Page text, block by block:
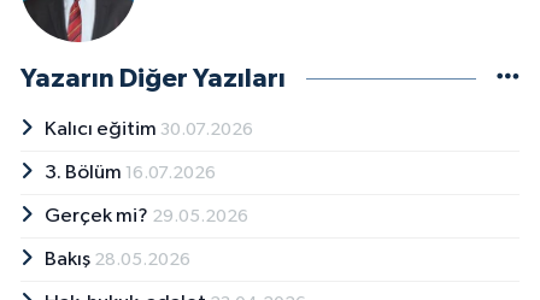
Yazarın Diğer Yazıları
Kalıcı eğitim 30.07.2026
3. Bölüm 16.07.2026
Gerçek mi? 29.05.2026
Bakış 28.05.2026